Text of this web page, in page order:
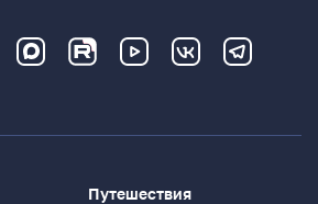
Путешествия